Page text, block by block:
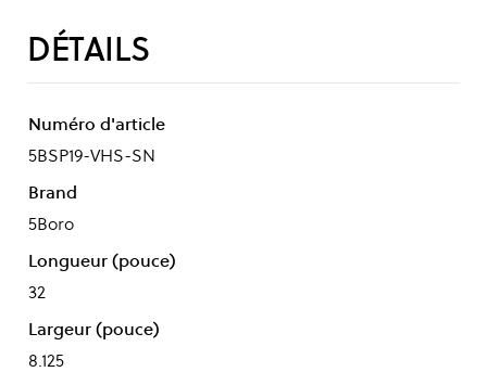
DÉTAILS
Numéro d'article
5BSP19-VHS-SN
Brand
5Boro
Longueur (pouce)
32
Largeur (pouce)
8.125